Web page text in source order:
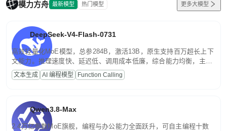
模力方舟 最新模型 热门模型 更多大模型
DeepSeek-V4-Flash-0731
高效轻量化MoE模型，总参284B，激活13B，原生支持百万超长上下
文能力。推理速度快、延迟低、调用成本低廉，综合能力均衡，主打
高并发、轻量化任务，适合日常对话、内容创作、基础 RAG、批量
文案处理等普惠刚需场景。
文本生成 AI 编程模型 Function Calling
Qwen3.8-Max
2.4万亿参数MoE旗舰，编程与办公能力全面跃升，可自主编程十数